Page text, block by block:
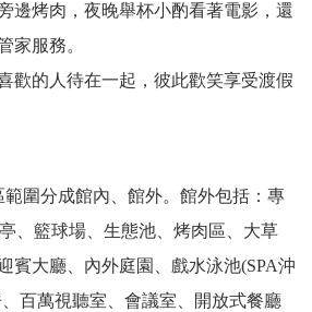
邊烤肉，夜晚舉杯小酌看著電影，還
家服務。
歡的人待在一起，彼此歡笑享受渡假
範圍分成館內、館外。館外包括：專
、籃球場、生態池、烤肉區、大草
賓大廳、內外庭園、戲水泳池(SPA沖
百萬視聽室、會議室、開放式餐廳